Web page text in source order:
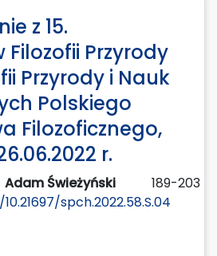
z 15.
Przyrody
Przyrody i Nauk
Polskiego
Filozoficznego,
r.
Adam Świeżyński
189-203
spch.2022.58.S.04